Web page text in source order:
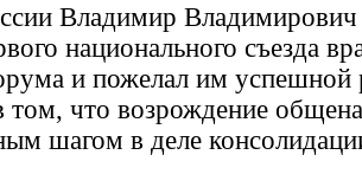
Владимир
национального съезда
и пожелал им успешной
том, что возрождение
шагом в деле